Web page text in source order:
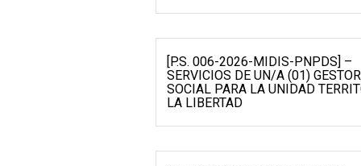
[P.S. 006-2026-MIDIS-PNPDS] –
SERVICIOS DE UN/A (01)
SOCIAL PARA LA UNIDAD
LA LIBERTAD